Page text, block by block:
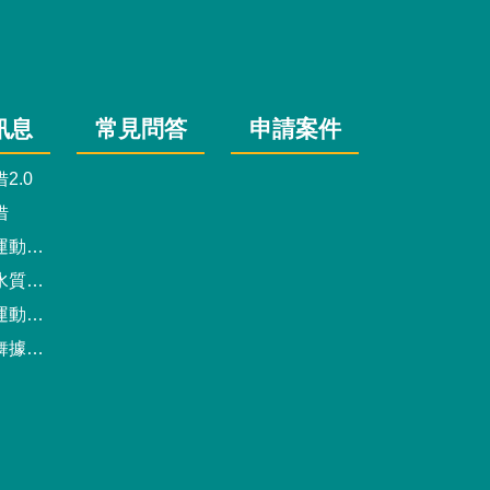
息
2.0
心
報告
系統
地圖
常見問答 申請案件